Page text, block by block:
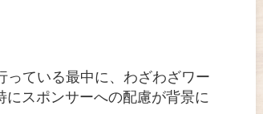
ている最中に、わざわざワー
スポンサーへの配慮が背景に